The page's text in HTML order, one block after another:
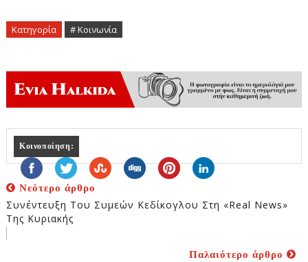
Κατηγορία # Κοινωνία
Κοινοποίηση:
Νεότερο άρθρο
Συνέντευξη Του Συμεών Κεδίκογλου Στη «Real News»
Της Κυριακής
Παλαιότερο άρθρο